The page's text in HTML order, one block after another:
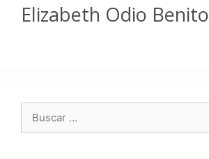
Elizabeth Odio Benito